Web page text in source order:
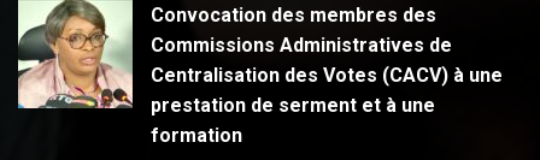
Convocation des membres des
Commissions Administratives de
Centralisation des Votes (CACV) à une
prestation de serment et à une
formation